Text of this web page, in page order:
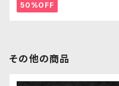
50%OFF
その他の商品